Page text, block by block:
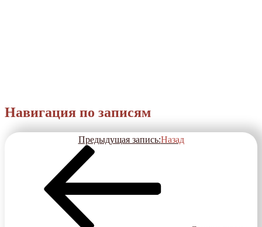
Навигация по записям
Предыдущая запись:Назад